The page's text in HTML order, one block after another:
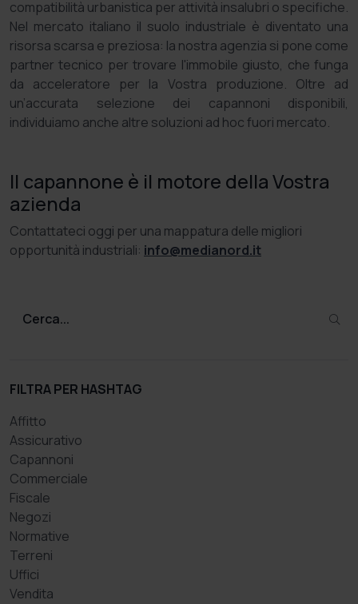
compatibilità urbanistica per attività insalubri o specifiche.
Nel mercato italiano il suolo industriale è diventato una
risorsa scarsa e preziosa: la nostra agenzia si pone come
partner tecnico per trovare l'immobile giusto, che funga
da acceleratore per la Vostra produzione. Oltre ad
un’accurata selezione dei capannoni disponibili,
individuiamo anche altre soluzioni ad hoc fuori mercato.
Il capannone è il motore della Vostra
azienda
Contattateci oggi per una mappatura delle migliori
opportunità industriali: info@medianord.it
FILTRA PER HASHTAG
Affitto
Assicurativo
Capannoni
Commerciale
Fiscale
Negozi
Normative
Terreni
Uffici
Vendita